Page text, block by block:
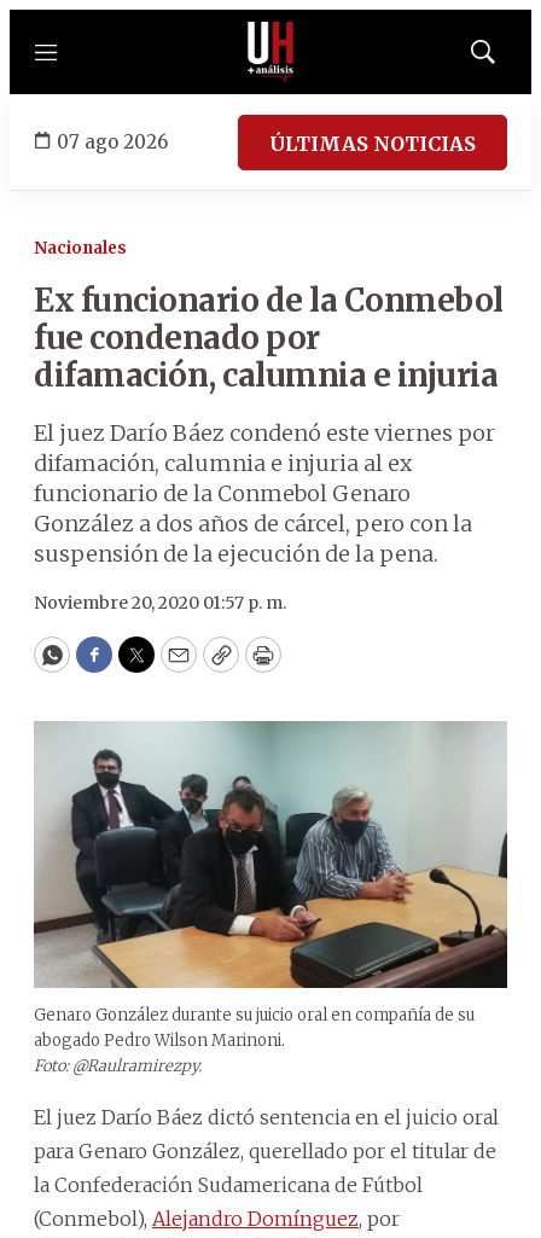
Menú
Mostrar
07 ago 2026 ÚLTIMAS NOTICIAS
Nacionales
Ex funcionario de la Conmebol
fue condenado por
difamación, calumnia e injuria
El juez Darío Báez condenó este viernes por
difamación, calumnia e injuria al ex
funcionario de la Conmebol Genaro
González a dos años de cárcel, pero con la
suspensión de la ejecución de la pena.
Noviembre 20, 2020 01:57 p. m.
WhatsApp
Facebook
Twitter
EmailCopyPrint
Genaro González durante su juicio oral en compañía de su
abogado Pedro Wilson Marinoni.
Foto: @Raulramirezpy.
El juez Darío Báez dictó sentencia en el juicio oral
para Genaro González, querellado por el titular de
la Confederación Sudamericana de Fútbol
(Conmebol), Alejandro Domínguez, por